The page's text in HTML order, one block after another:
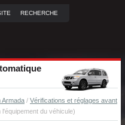
RECHERCHE
Armada / Vérifications et réglages avant
du véhicule)